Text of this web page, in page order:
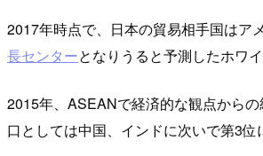
2017年時点で、日本の貿易相手国はア
長センターとなりうると予測したホワ
2015年、ASEANで経済的な観点からの
口としては中国、インドに次いで第3位